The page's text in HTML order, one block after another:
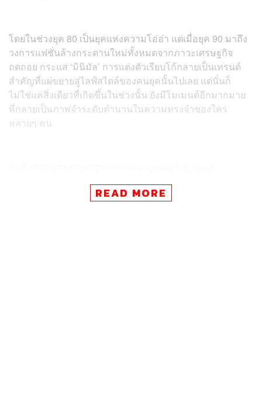
โดยในช่วงยุค 80 เป็นยุคแห่งความโอ่อ่า แต่เมื่อยุค 90 มาถึง
วงการแฟชั่นล้างกระดานใหม่ทั้งหมดจากภาวะเศรษฐกิจ
ถดถอย กระแส ‘มินิมัล’ การแต่งตัวเรียบโก้กลายเป็นเทรนด์
สำคัญที่แผ่ขยายสู่ไลฟ์สไตล์ของคนยุคนั้นไปเลย แต่นั่นก็
ไม่ใช่แค่สิ่งเดียวที่เกิดขึ้นในช่วงนั้น ยังมีโมเมนต์อีกมากมาย
ที่กลายเป็นภาพจำระดับตำนานในความทรงจำของใคร
หลายๆ คน
โมเมนต์แฟชั่นสำคัญของยุค 90 ที่ทรงอิทธิพลต่อวงการ
READ MORE